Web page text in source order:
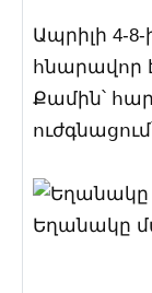
Ապրիլի 4-
հնարավոր
Քամին՝
Եղանակը